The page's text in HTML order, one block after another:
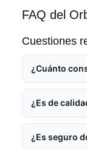
FAQ del
Cuestiones
¿Cuánto
¿Es de
¿Es seguro